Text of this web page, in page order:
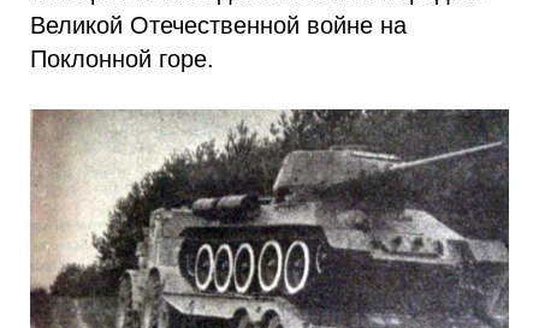
Великой Отечественной войне на
Поклонной горе.